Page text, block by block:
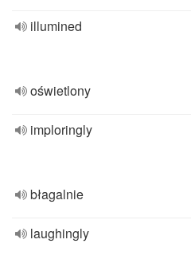
illumined
oświetlony
imploringly
błagalnie
laughingly